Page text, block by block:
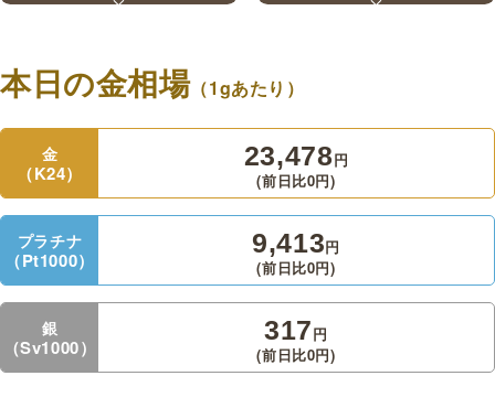
本日の金相場（1gあたり）
金
（K24）
23,478 円
(前日比0円)
プラチナ
（Pt1000）
9,413 円
(前日比0円)
銀
（Sv1000）
317 円
(前日比0円)